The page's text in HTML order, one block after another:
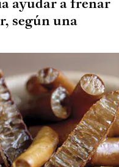
ayudar a frenar
según una